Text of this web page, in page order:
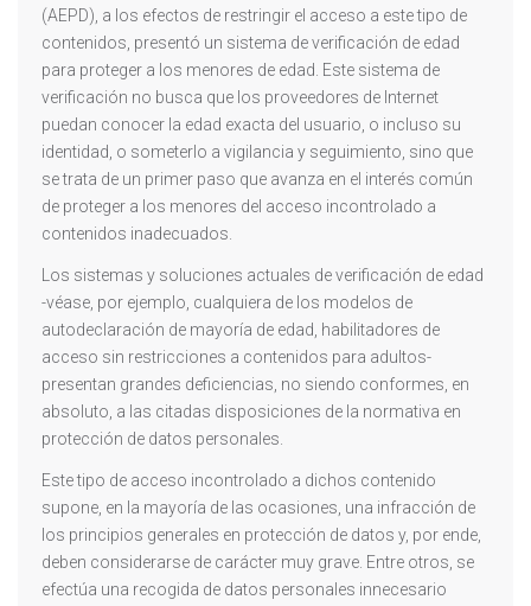
(AEPD), a los efectos de restringir el acceso a este tipo de
contenidos, presentó un sistema de verificación de edad
para proteger a los menores de edad. Este sistema de
verificación no busca que los proveedores de Internet
puedan conocer la edad exacta del usuario, o incluso su
identidad, o someterlo a vigilancia y seguimiento, sino que
se trata de un primer paso que avanza en el interés común
de proteger a los menores del acceso incontrolado a
contenidos inadecuados.
Los sistemas y soluciones actuales de verificación de edad
-véase, por ejemplo, cualquiera de los modelos de
autodeclaración de mayoría de edad, habilitadores de
acceso sin restricciones a contenidos para adultos-
presentan grandes deficiencias, no siendo conformes, en
absoluto, a las citadas disposiciones de la normativa en
protección de datos personales.
Este tipo de acceso incontrolado a dichos contenido
supone, en la mayoría de las ocasiones, una infracción de
los principios generales en protección de datos y, por ende,
deben considerarse de carácter muy grave. Entre otros, se
efectúa una recogida de datos personales innecesario